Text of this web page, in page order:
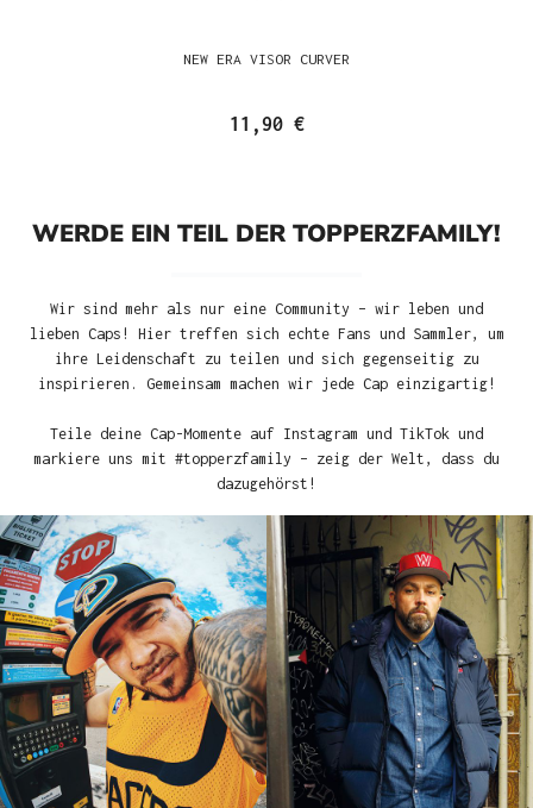
NEW ERA VISOR CURVER
11,90 €
WERDE EIN TEIL DER TOPPERZFAMILY!
Wir sind mehr als nur eine Community – wir leben und
lieben Caps! Hier treffen sich echte Fans und Sammler, um
ihre Leidenschaft zu teilen und sich gegenseitig zu
inspirieren. Gemeinsam machen wir jede Cap einzigartig!
Teile deine Cap-Momente auf Instagram und TikTok und
markiere uns mit #topperzfamily – zeig der Welt, dass du
dazugehörst!